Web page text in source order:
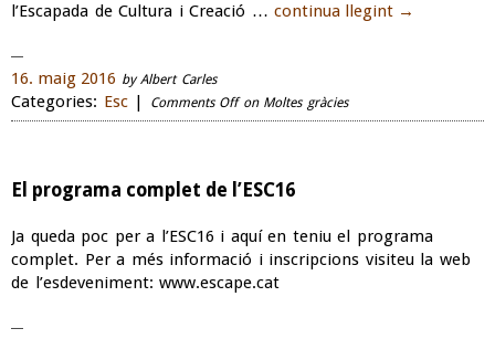
l’Escapada de Cultura i Creació … continua llegint →
16. maig 2016 by Albert Carles
Categories: Esc| Comments Offon Moltes gràcies
El programa complet de l’ESC16
Ja queda poc per a l’ESC16 i aquí en teniu el programa
complet. Per a més informació i inscripcions visiteu la web
de l’esdeveniment: www.escape.cat